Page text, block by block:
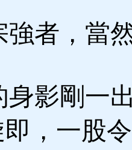
者，當
影剛一
，一股